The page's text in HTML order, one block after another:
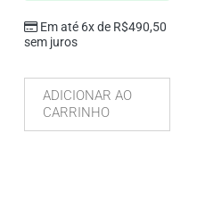
Em até 6x de R$490,50
sem juros
ADICIONAR AO
CARRINHO